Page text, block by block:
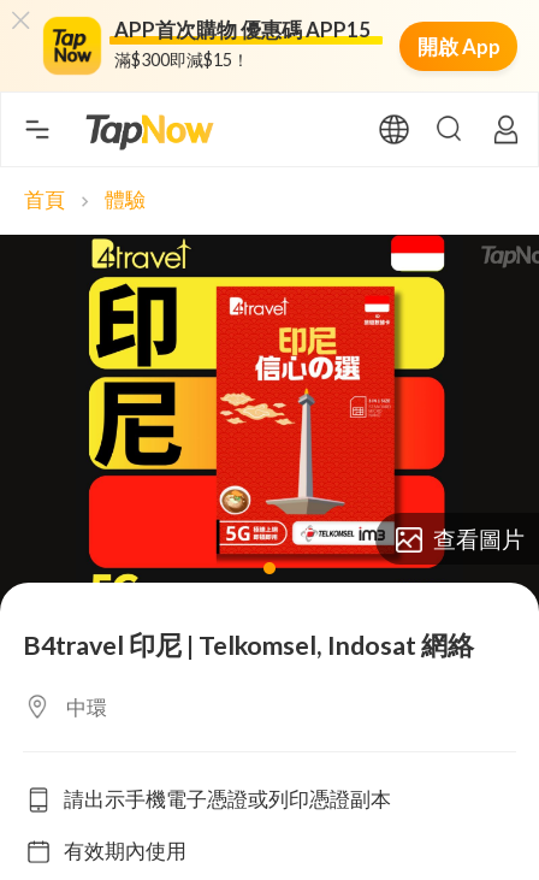
APP首次購物 優惠碼 APP15
滿$300即減$15！
開啟 App
首頁 chevron_right 體驗
lens
查看圖片
B4travel 印尼 | Telkomsel, Indosat 網絡
中環
請出示手機電子憑證或列印憑證副本
有效期內使用